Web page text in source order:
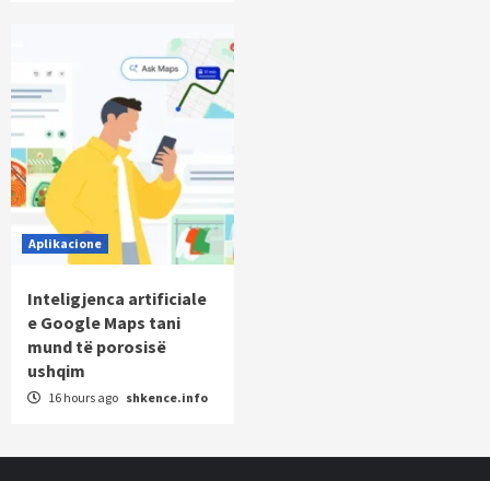
Aplikacione
Inteligjenca artificiale
e Google Maps tani
mund të porosisë
ushqim
16 hours ago shkence.info